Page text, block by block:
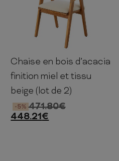
75cm 54cm 55cm
Chaise en bois d’acacia
finition miel et tissu
beige (lot de 2)
471.80€
-5%
448.21€